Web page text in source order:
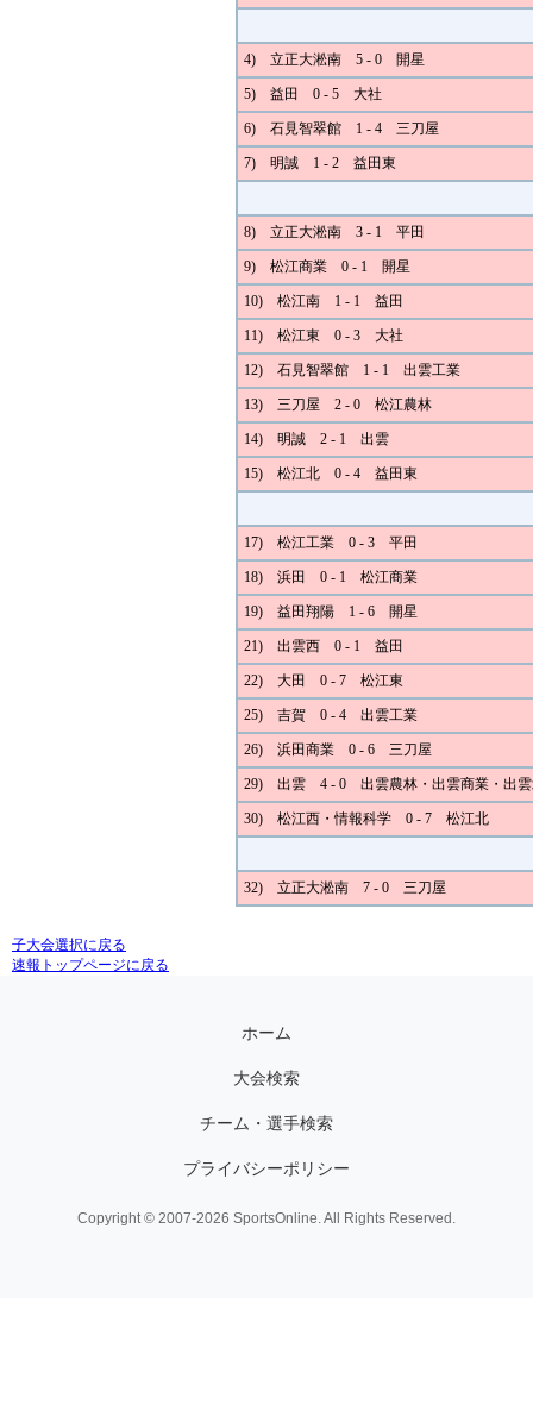
4) 立正大淞南 5 - 0 開星
5) 益田 0 - 5 大社
6) 石見智翠館 1 - 4 三刀屋
7) 明誠 1 - 2 益田東
8) 立正大淞南 3 - 1 平田
9) 松江商業 0 - 1 開星
10) 松江南 1 - 1 益田
11) 松江東 0 - 3 大社
12) 石見智翠館 1 - 1 出雲工業
13) 三刀屋 2 - 0 松江農林
14) 明誠 2 - 1 出雲
15) 松江北 0 - 4 益田東
17) 松江工業 0 - 3 平田
18) 浜田 0 - 1 松江商業
19) 益田翔陽 1 - 6 開星
21) 出雲西 0 - 1 益田
22) 大田 0 - 7 松江東
25) 吉賀 0 - 4 出雲工業
26) 浜田商業 0 - 6 三刀屋
29) 出雲 4 - 0 出雲農林・出雲商業・出雲
30) 松江西・情報科学 0 - 7 松江北
32) 立正大淞南 7 - 0 三刀屋
子大会選択に戻る
速報トップページに戻る
ホーム
大会検索
チーム・選手検索
プライバシーポリシー
Copyright © 2007-2026 SportsOnline. All Rights Reserved.